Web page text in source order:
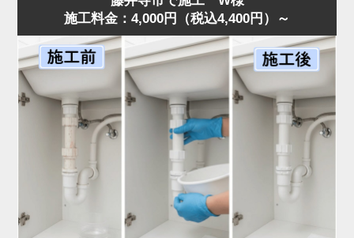
店舗では油の使用量が多いため、排水桝が短期間で満杯に
なることがあります。状況に合わせ、汚泥吸引と高圧洗浄
を連続作業で行い、油脂層を完全除去。作業後は排水も正
常化し、「明朗会計で助かった」とのお声をいただきまし
た。桝のあふれは営業停止につながる深刻なサイン。兆候
があれば早めに水道の達人へご相談ください。
施工料金：4,000円（税込4,400円）～